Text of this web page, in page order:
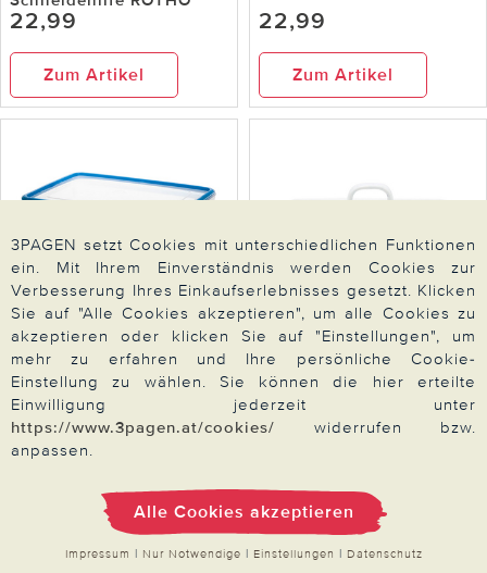
22,99
Zum Artikel
22,99
Zum Artikel
EMSA
Frischhaltedose "Clip &
Close Maxiformat" 10,6 l
EMSA
24,99
Zum Artikel
KARL KRÜGER
Butterdose "Husum"
KARL KRÜGER
Zum Artikel
3PAGEN setzt Cookies mit unterschiedlichen Funktionen
ein. Mit Ihrem Einverständnis werden Cookies zur
Verbesserung Ihres Einkaufserlebnisses gesetzt. Klicken
Sie auf "Alle Cookies akzeptieren", um alle Cookies zu
akzeptieren oder klicken Sie auf "Einstellungen", um
mehr zu erfahren und Ihre persönliche Cookie-
Einstellung zu wählen. Sie können die hier erteilte
Einwilligung jederzeit unter
https://www.3pagen.at/cookies/ widerrufen bzw.
anpassen.
Alle Cookies akzeptieren
Impressum | Nur Notwendige | Einstellungen | Datenschutz